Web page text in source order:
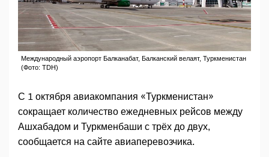
Международный аэропорт Балканабат, Балканский велаят, Туркменистан
(Фото: TDH)
С 1 октября авиакомпания «Туркменистан»
сокращает количество ежедневных рейсов между
Ашхабадом и Туркменбаши с трёх до двух,
сообщается на сайте авиаперевозчика.